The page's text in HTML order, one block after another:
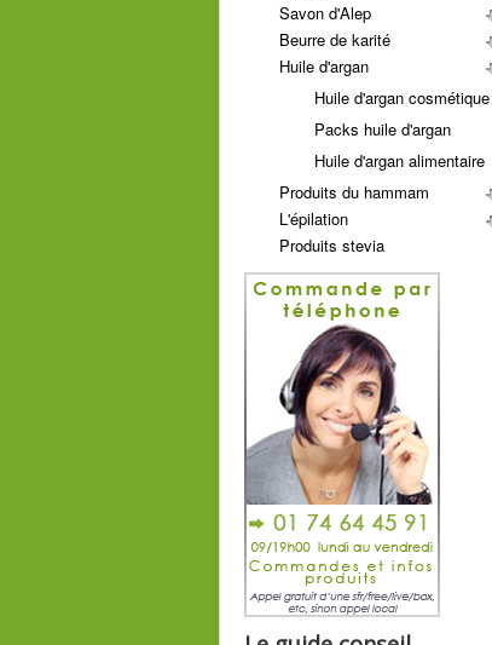
Savon d'Alep
Beurre de karité
Huile d'argan
Huile d'argan cosmétique
Packs huile d'argan
Huile d'argan alimentaire
Produits du hammam
L'épilation
Produits stevia